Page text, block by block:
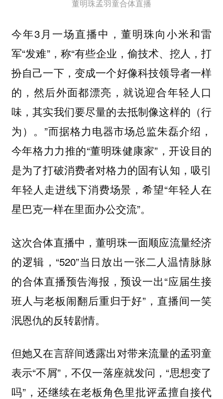
董明珠孟羽童合体直播
今年3月一场直播中，董明珠向小米和雷
军“发难”，称“有些企业，偷技术、挖人，打
扮自己一下，变成一个好像科技领导者一样
的，然后外面都漂亮，就说迎合年轻人口
味，其实我们要尽量的去抵制像这样的（行
为）。”而据格力电器市场总监朱磊介绍，
今年格力力推的“董明珠健康家”，开设目的
是为了打破消费者对格力的固有认知，吸引
年轻人走进线下消费场景，希望“年轻人在
星巴克一样在里面办公交流”。
这次合体直播中，董明珠一面顺应流量经济
的逻辑，“520”当日放出一张二人温情脉脉
的合体直播预告海报，预设一出“应届生接
班人与老板闹翻后重归于好”，直播间一笑
泯恩仇的反转剧情。
但她又在言辞间透露出对带来流量的孟羽童
表示“不屑”，不仅一落座就发问，“思想变了
吗”，还继续在老板角色里批评孟擅自接代